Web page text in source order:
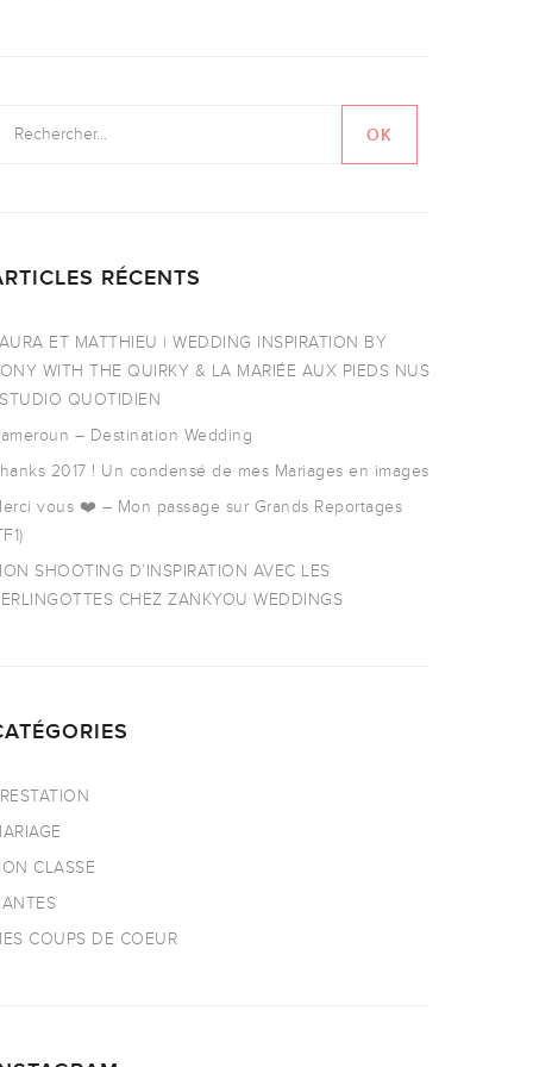
RÉCENTS
ET MATTHIEU | WEDDING INSPIRATION BY
WITH THE QUIRKY & LA MARIÉE AUX PIEDS NUS
QUOTIDIEN
– Destination Wedding
2017 ! Un condensé de mes Mariages en images
vous ❤️ – Mon passage sur Grands Reportages
SHOOTING D’INSPIRATION AVEC LES
CHEZ ZANKYOU WEDDINGS
CLASSE
COUPS DE COEUR